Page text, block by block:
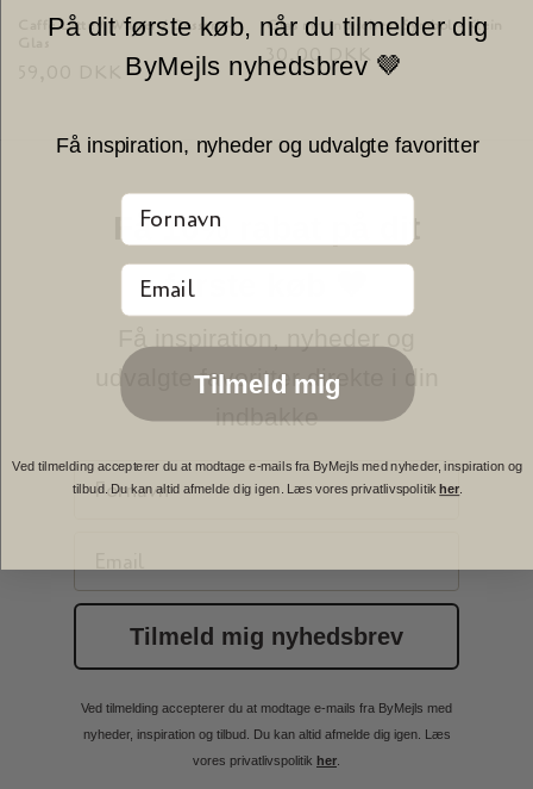
Caffè Latte / Wasser / Dessert -
Glas mit indischem Symbol - Klein
Normaler
Preis
30,00 DKK
Få 10% rabat på dit
første køb 🤎
udvalgte favoritter direkte i din
indbakke
First Name
Tilmeld mig nyhedsbrev
Ved tilmelding accepterer du at modtage e-mails fra ByMejls med
nyheder, inspiration og tilbud. Du kan altid afmelde dig igen. Læs
vores privatlivspolitik her
På dit første køb, når du tilmelder dig
ByMejls nyhedsbrev 🤎
Få inspiration, nyheder og udvalgte favoritter
Fornavn
Email
Tilmeld mig
Ved tilmelding accepterer du at modtage e-mails fra ByMejls med nyheder, inspiration og
tilbud. Du kan altid afmelde dig igen. Læs vores privatlivspolitikher